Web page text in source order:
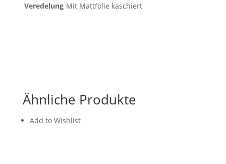
Veredelung Mit Mattfolie kaschiert
Ähnliche Produkte
Add to Wishlist